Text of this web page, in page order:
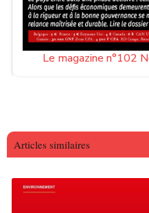
Le magazine n°102
Articles similaires